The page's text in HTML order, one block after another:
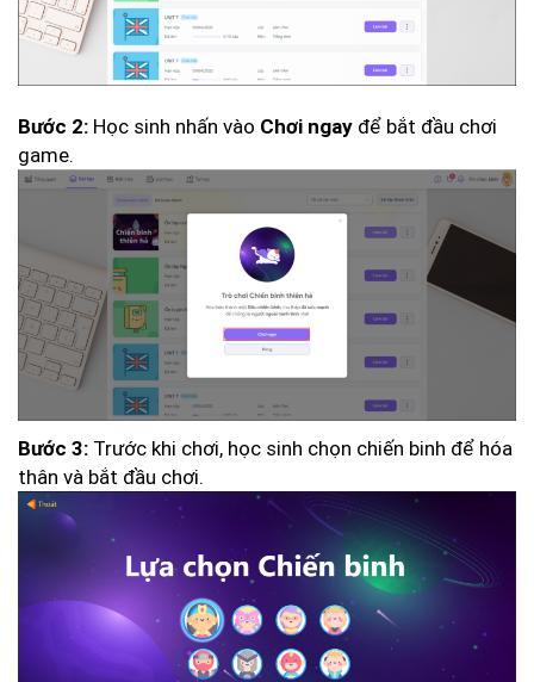
Bước 2: Học sinh nhấn vào Chơi ngay để bắt đầu chơi
game.
Bước 3: Trước khi chơi, học sinh chọn chiến binh để hóa
thân và bắt đầu chơi.